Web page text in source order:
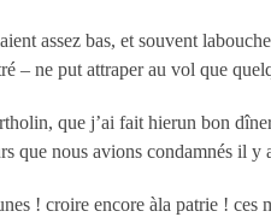
assez bas, et souvent
– ne put attraper au vol que
que j’ai fait hierun bon
que nous avions condamnés il
! croire encore àla patrie !